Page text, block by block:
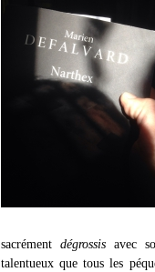
sacrément dégrossis avec
talentueux que tous les